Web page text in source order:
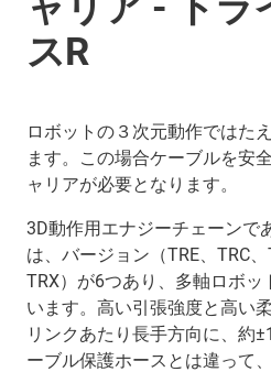
スR
ロボットの３次元動作ではた
ます。この場合ケーブルを安
ャリアが必要となります。
3D動作用エナジーチェーンで
は、バージョン（TRE、TRC、
TRX）が6つあり、多軸ロボッ
います。高い引張強度と高い
リンクあたり長手方向に、約
ーブル保護ホースとは違って